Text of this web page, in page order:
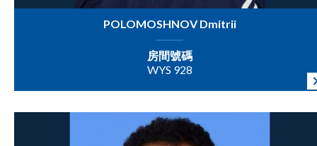
POLOMOSHNOV Dmitrii
房間號碼
WYS 928